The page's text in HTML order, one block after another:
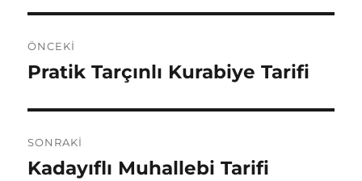
gezinmesi
ÖNCEKI
Önceki
Pratik Tarçınlı Kurabiye Tarifi
SONRAKI
Sonraki
Kadayıflı Muhallebi Tarifi